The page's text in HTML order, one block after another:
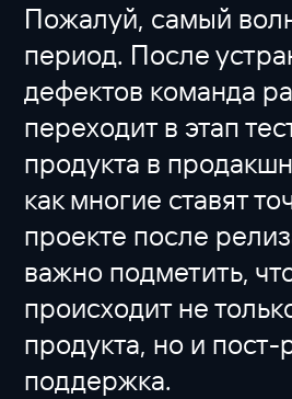
Пожалуй, самый
период. После
дефектов команда
переходит в этап
продукта в
как многие ставят
проекте после
важно подметить,
происходит не
продукта, но и пост-
поддержка.